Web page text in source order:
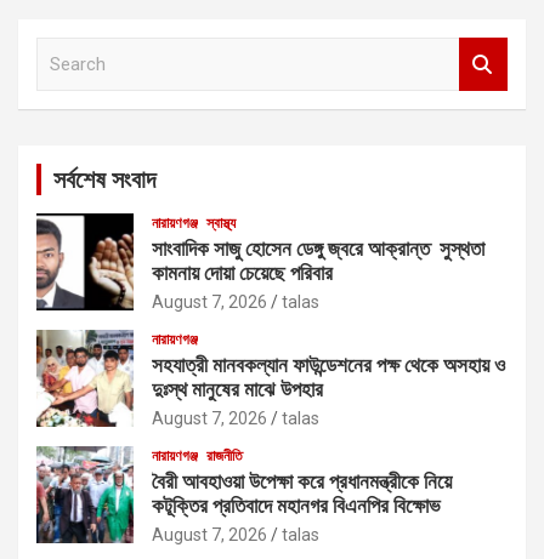
সর্বশেষ সংবাদ
নারায়ণগঞ্জ স্বাস্থ্য
সাংবাদিক সাজু হোসেন ডেঙ্গু জ্বরে আক্রান্ত সুস্থতা
কামনায় দোয়া চেয়েছে পরিবার
August 7, 2026 talas
নারায়ণগঞ্জ
সহযাত্রী মানবকল্যান ফাউন্ডেশনের পক্ষ থেকে অসহায় ও
দুঃস্থ মানুষের মাঝে উপহার
August 7, 2026 talas
নারায়ণগঞ্জ রাজনীতি
বৈরী আবহাওয়া উপেক্ষা করে প্রধানমন্ত্রীকে নিয়ে
কটূক্তির প্রতিবাদে মহানগর বিএনপির বিক্ষোভ
August 7, 2026 talas